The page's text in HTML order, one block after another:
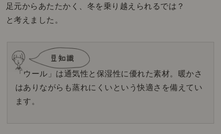
足元からあたたかく、冬を乗り越えられるでは？
と考えました。
「ウール」は通気性と保湿性に優れた素材。暖かさ
はありながらも蒸れにくいという快適さを備えてい
ます。